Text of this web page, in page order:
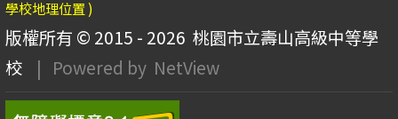
學校地理位置 )
版權所有 © 2015 - 2026 桃園市立壽山高級中等學
校
| Powered by NetView